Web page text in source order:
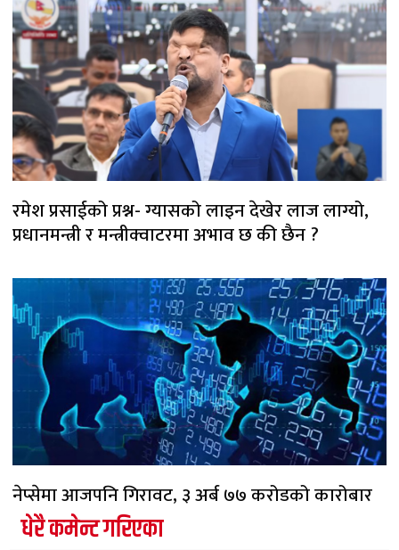
रमेश प्रसाईको प्रश्न- ग्यासको लाइन देखेर लाज लाग्यो,
प्रधानमन्त्री र मन्त्रीक्वाटरमा अभाव छ की छैन ?
नेप्सेमा आजपनि गिरावट, ३ अर्ब ७७ करोडको कारोबार
धेरै कमेन्ट गरिएका